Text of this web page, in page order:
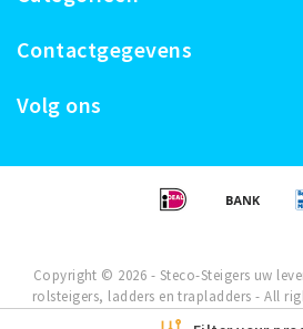
Contactgegevens
Volg ons
Copyright © 2026 - Steco-Steigers uw
rolsteigers, ladders en trapladders - All